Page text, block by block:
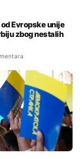
Evropske unije
zbog nestalih